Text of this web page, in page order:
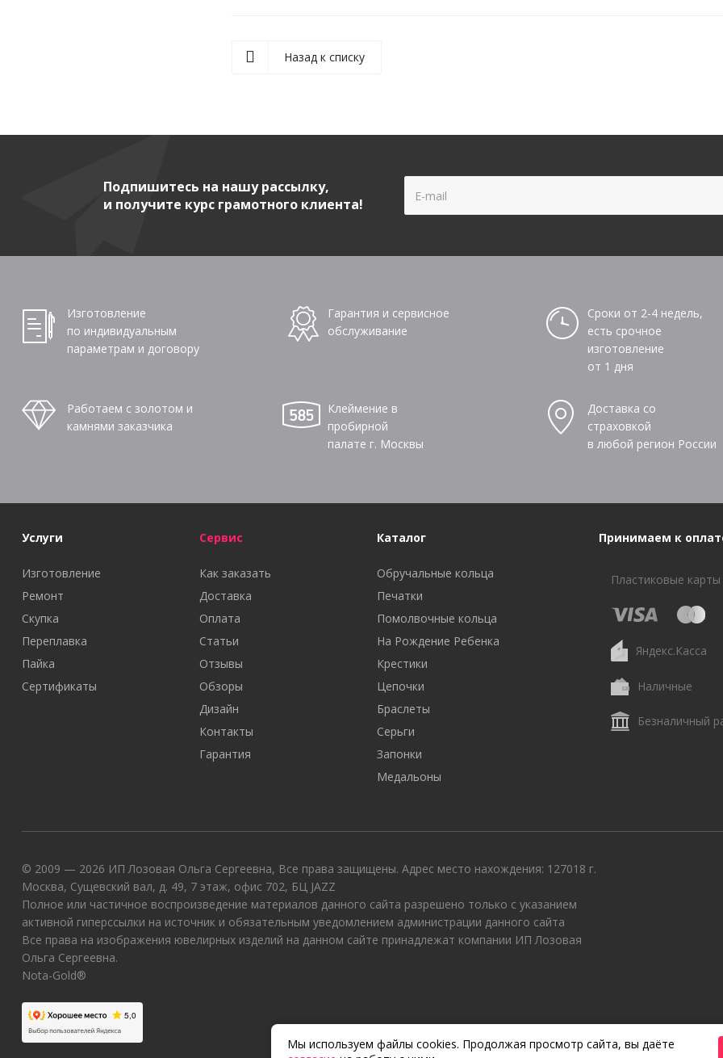
Назад к списку
Подпишитесь на нашу рассылку,
и получите курс грамотного клиента!
Изготовление
по индивидуальным
параметрам и договору
Гарантия и сервисное
обслуживание
Сроки от 2-4 недель,
есть срочное
изготовление
от 1 дня
Работаем с золотом и
камнями заказчика
Клеймение в
пробирной
палате г. Москвы
Доставка со
страховкой
в любой регион России
Услуги
Изготовление
Ремонт
Скупка
Переплавка
Пайка
Сертификаты
Сервис
Как заказать
Доставка
Оплата
Статьи
Отзывы
Обзоры
Дизайн
Контакты
Гарантия
Каталог
Обручальные кольца
Печатки
Помолвочные кольца
На Рождение Ребенка
Крестики
Цепочки
Браслеты
Серьги
Запонки
Медальоны
Принимаем к
Пластиковые карты
Яндекс.Касса
Наличные
Безналичный
© 2009 — 2026 ИП Лозовая Ольга Сергеевна, Все права защищены. Адрес место нахождения: 127018 г.
Москва, Сущевский вал, д. 49, 7 этаж, офис 702, БЦ JAZZ
Полное или частичное воспроизведение материалов данного сайта разрешено только с указанием
активной гиперссылки на источник и обязательным уведомлением администрации данного сайта
Все права на изображения ювелирных изделий на данном сайте принадлежат компании ИП Лозовая
Ольга Сергеевна.
Nota-Gold®
Мы используем файлы cookies. Продолжая просмотр сайта, вы даёте